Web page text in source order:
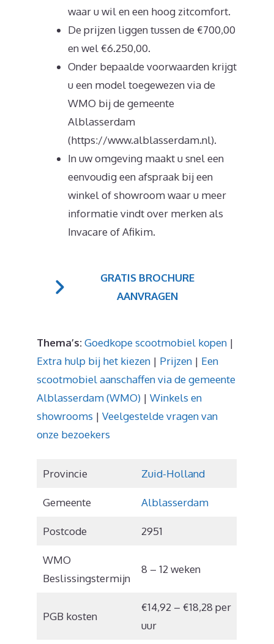
waar u wil en een hoog zitcomfort.
De prijzen liggen tussen de €700,00
en wel €6.250,00.
Onder bepaalde voorwaarden krijgt
u een model toegewezen via de
WMO bij de gemeente
Alblasserdam
(https://www.alblasserdam.nl).
In uw omgeving maakt u snel een
eenvoudig een afspraak bij een
winkel of showroom waar u meer
informatie vindt over merken als
Invacare of Afikim.
GRATIS BROCHURE
AANVRAGEN
Thema’s:Goedkope scootmobiel kopen |
Extra hulp bij het kiezen | Prijzen | Een
scootmobiel aanschaffen via de gemeente
Alblasserdam (WMO) | Winkels en
showrooms | Veelgestelde vragen van
onze bezoekers
Provincie Zuid-Holland
Gemeente Alblasserdam
Postcode 2951
WMO
Beslissingstermijn
8 – 12 weken
PGB kosten
€14,92 – €18,28 per
uur